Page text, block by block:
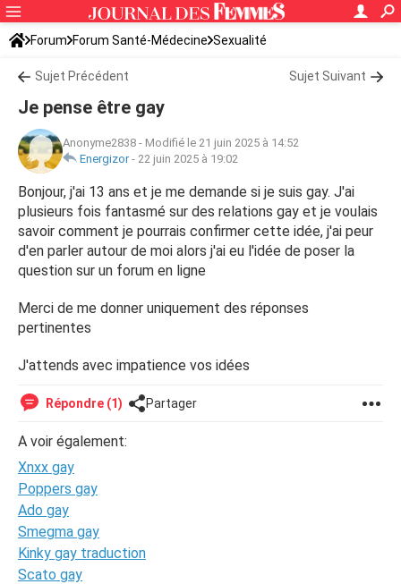
Forum Forum Santé-Médecine Sexualité
Sujet Précédent Sujet Suivant
Je pense être gay
Anonyme2838 - Modifié le 21 juin 2025 à 14:52
Energizor- 22 juin 2025 à 19:02
Bonjour, j'ai 13 ans et je me demande si je suis gay. J'ai
plusieurs fois fantasmé sur des relations gay et je voulais
savoir comment je pourrais confirmer cette idée, j'ai peur
d'en parler autour de moi alors j'ai eu l'idée de poser la
question sur un forum en ligne
Merci de me donner uniquement des réponses
pertinentes
J'attends avec impatience vos idées
Répondre (1) Partager
A voir également:
Xnxx gay
Poppers gay
Ado gay
Smegma gay
Kinky gay traduction
Scato gay